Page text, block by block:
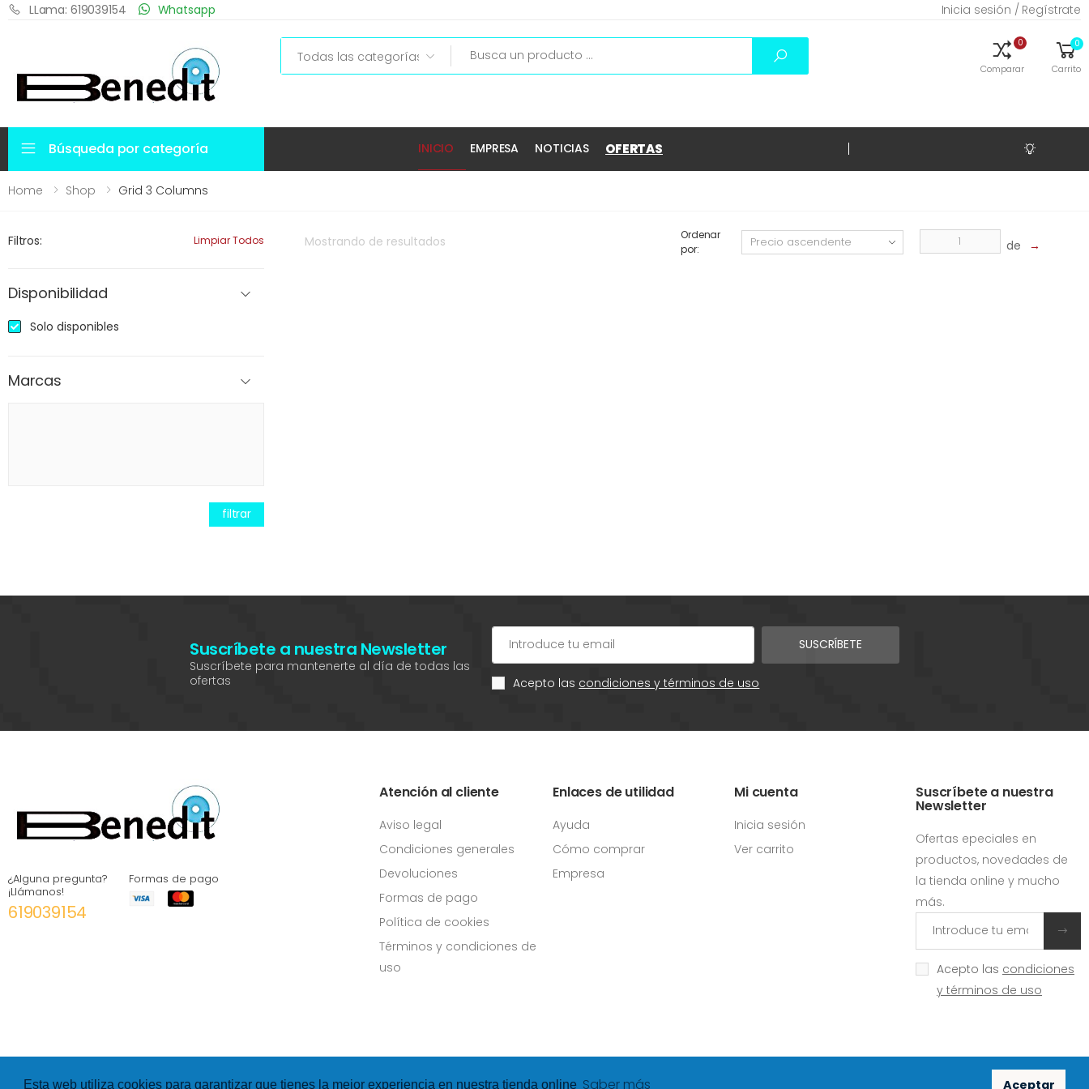
Esta web utiliza cookies para garantizar que tienes la mejor experiencia en nuestra tienda online Saber más Aceptar
LLama: 619039154 Whatsapp Inicia sesión / Regístrate
Search 0
Comparar
0
Carrito
Búsqueda por categoría INICIO EMPRESA NOTICIAS OFERTAS
Home Shop Grid 3 Columns
Mostrando de resultados
Ordenar
por:
de →
Filtros: Limpiar Todos
Disponibilidad
Solo disponibles
Marcas
filtrar
Suscríbete a nuestra Newsletter
Suscríbete para mantenerte al día de todas las
ofertas
SUSCRÍBETE
Acepto las condiciones y términos de uso
¿Alguna pregunta?
¡Llámanos!
619039154
Formas de pago
Atención al cliente
Aviso legal
Condiciones generales
Devoluciones
Formas de pago
Política de cookies
Términos y condiciones de
uso
Enlaces de utilidad
Ayuda
Cómo comprar
Empresa
Mi cuenta
Inicia sesión
Ver carrito
Suscríbete a nuestra
Newsletter
Ofertas epeciales en
productos, novedades de
la tienda online y mucho
más.
Acepto las condiciones
y términos de uso